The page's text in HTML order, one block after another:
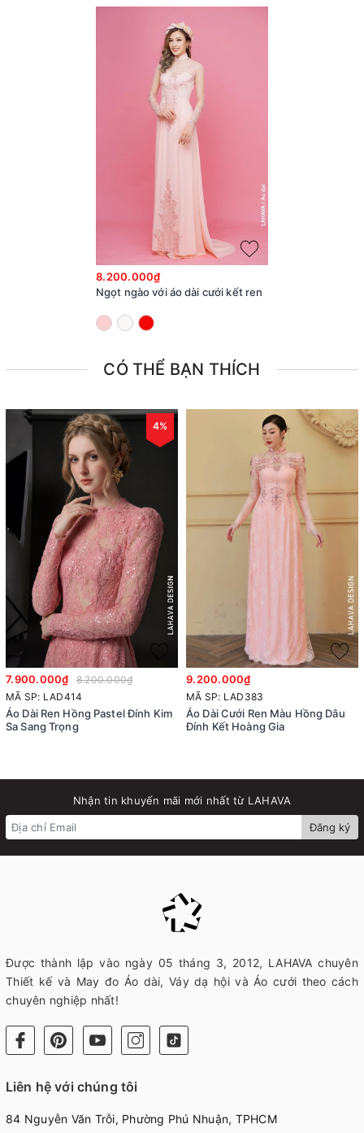
8.200.000₫
Ngọt ngào với áo dài cưới kết ren
CÓ THỂ BẠN THÍCH
4%
7.900.000₫
8.200.000₫
MÃ SP: LAD414
Áo Dài Ren Hồng Pastel Đính Kim
Sa Sang Trọng
9.200.000₫
MÃ SP: LAD383
Áo Dài Cưới Ren Màu Hồng Dâu
Đính Kết Hoàng Gia
Nhận tin khuyến mãi mới nhất từ LAHAVA
Đăng ký
Được thành lập vào ngày 05 tháng 3, 2012, LAHAVA chuyên
Thiết kế và May đo Áo dài, Váy dạ hội và Áo cưới theo cách
chuyên nghiệp nhất!
Liên hệ với chúng tôi
84 Nguyễn Văn Trỗi, Phường Phú Nhuận, TPHCM